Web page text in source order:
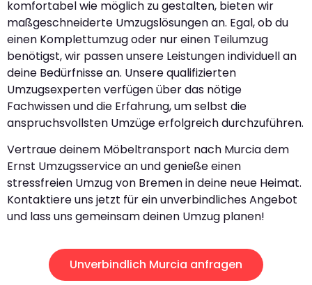
komfortabel wie möglich zu gestalten, bieten wir
maßgeschneiderte Umzugslösungen an. Egal, ob du
einen Komplettumzug oder nur einen Teilumzug
benötigst, wir passen unsere Leistungen individuell an
deine Bedürfnisse an. Unsere qualifizierten
Umzugsexperten verfügen über das nötige
Fachwissen und die Erfahrung, um selbst die
anspruchsvollsten Umzüge erfolgreich durchzuführen.
Vertraue deinem Möbeltransport nach Murcia dem
Ernst Umzugsservice an und genieße einen
stressfreien Umzug von Bremen in deine neue Heimat.
Kontaktiere uns jetzt für ein unverbindliches Angebot
und lass uns gemeinsam deinen Umzug planen!
Unverbindlich Murcia anfragen